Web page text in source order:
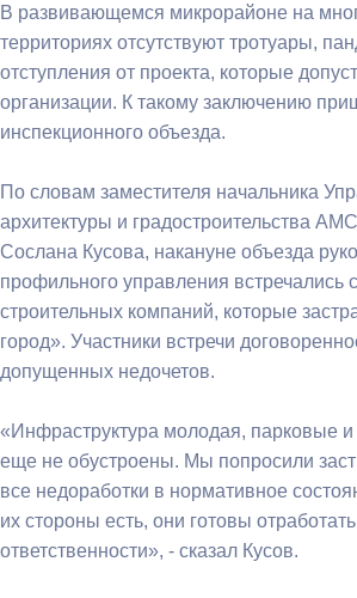
В развивающемся микрорайоне на
территориях отсутствуют тротуары,
отступления от проекта, которые
организации. К такому заключению
инспекционного объезда.
По словам заместителя начальника
архитектуры и градостроительства
Сослана Кусова, накануне объезда
профильного управления встречались
строительных компаний, которые
город». Участники встречи
допущенных недочетов.
«Инфраструктура молодая, парковые
еще не обустроены. Мы попросили
все недоработки в нормативное
их стороны есть, они готовы
ответственности», - сказал Кусов.